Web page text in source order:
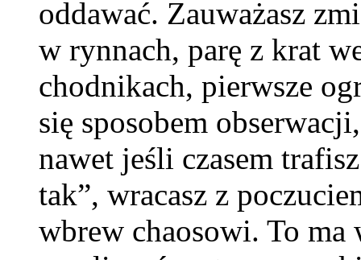
oddawać. Zauważasz
w rynnach, parę z krat
chodnikach, pierwsze
się sposobem
nawet jeśli czasem
tak”, wracasz z
wbrew chaosowi. To ma